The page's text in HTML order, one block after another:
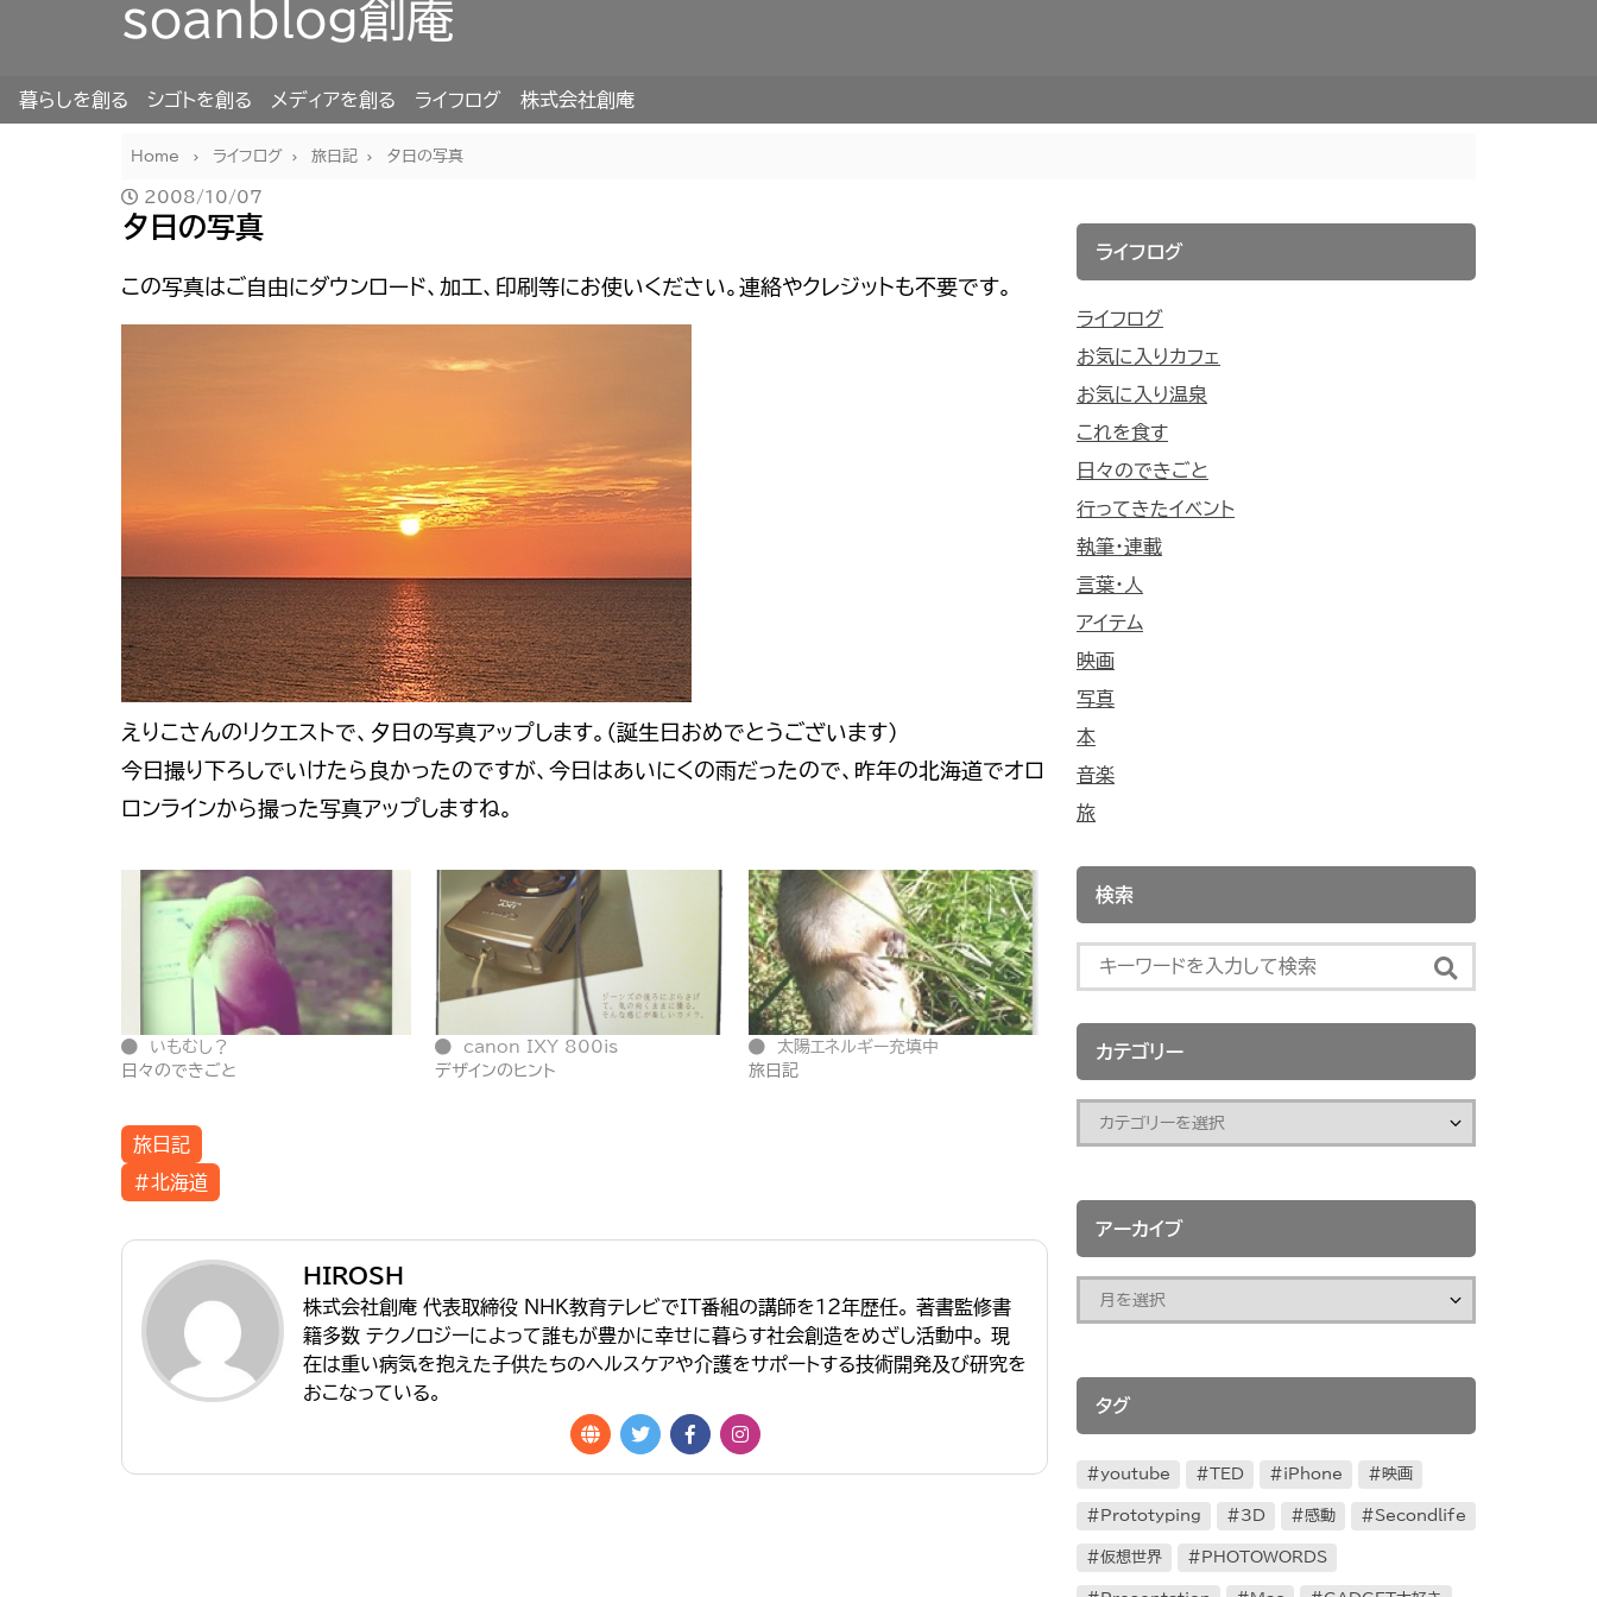
soanblog創庵
暮らしを創る シゴトを創る メディアを創る ライフログ 株式会社創庵
Home ライフログ 旅日記 夕日の写真
2008/10/07
夕日の写真
この写真はご自由にダウンロード、加工、印刷等にお使いください。連絡やクレジットも不要です。
えりこさんのリクエストで、夕日の写真アップします。（誕生日おめでとうございます）
今日撮り下ろしでいけたら良かったのですが、今日はあいにくの雨だったので、昨年の北海道でオロ
ロンラインから撮った写真アップしますね。
いもむし？
日々のできごと
canon IXY 800is
デザインのヒント
太陽エネルギー充填中
旅日記
旅日記
#北海道
HIROSH
株式会社創庵 代表取締役 NHK教育テレビでIT番組の講師を１２年歴任。 著書監修書
籍多数 テクノロジーによって誰もが豊かに幸せに暮らす社会創造をめざし活動中。 現
在は重い病気を抱えた子供たちのヘルスケアや介護をサポートする技術開発及び研究を
おこなっている。
ライフログ
ライフログ
お気に入りカフェ
お気に入り温泉
これを食す
日々のできごと
行ってきたイベント
執筆・連載
言葉・人
アイテム
映画
写真
本
音楽
旅
検索
カテゴリー
アーカイブ
タグ
youtube TED iPhone 映画
Prototyping 3D 感動 Secondlife
仮想世界 PHOTOWORDS